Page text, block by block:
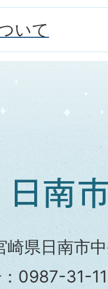
いて
県日南市
0987-31-